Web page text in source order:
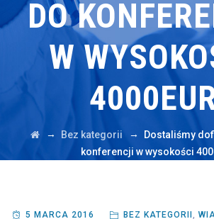
DO
W
→ Bez kategorii →
Dostaliśmy
konferencji w wysokości
5 MARCA 2016 BEZ KATEGORII ,